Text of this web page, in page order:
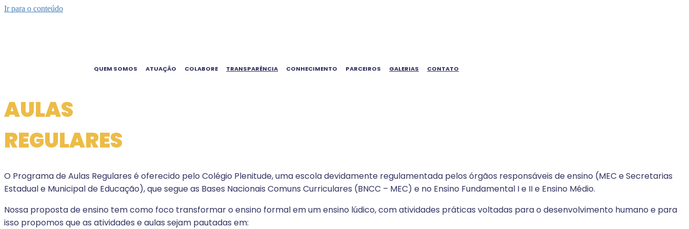
Ir para o conteúdo
QUEM SOMOS ATUAÇÃO COLABORE TRANSPARÊNCIA CONHECIMENTO PARCEIROS GALERIAS CONTATO
AULAS
REGULARES
O Programa de Aulas Regulares é oferecido pelo Colégio Plenitude, uma escola devidamente regulamentada pelos órgãos responsáveis de ensino (MEC e Secretarias
Estadual e Municipal de Educação), que segue as Bases Nacionais Comuns Curriculares (BNCC – MEC) e no Ensino Fundamental I e II e Ensino Médio.
Nossa proposta de ensino tem como foco transformar o ensino formal em um ensino lúdico, com atividades práticas voltadas para o desenvolvimento humano e para
isso propomos que as atividades e aulas sejam pautadas em: